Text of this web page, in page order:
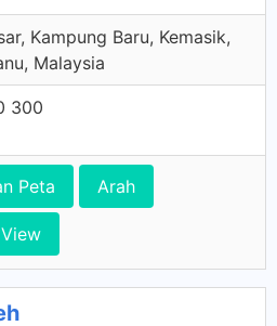
Kampung Baru, Kemasik,
Malaysia
300
Peta Arah